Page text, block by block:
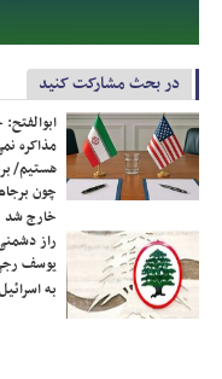
در بحث مشارکت کنید
مذاکره
هستیم/
چون
خارج شد
راز
یوسف
به